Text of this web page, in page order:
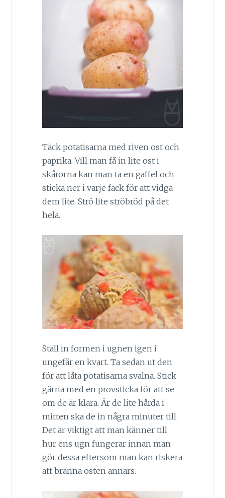
Täck potatisarna med riven ost och
paprika. Vill man få in lite ost i
skårorna kan man ta en gaffel och
sticka ner i varje fack för att vidga
dem lite. Strö lite ströbröd på det
hela.
Ställ in formen i ugnen igen i
ungefär en kvart. Ta sedan ut den
för att låta potatisarna svalna. Stick
gärna med en provsticka för att se
om de är klara. Är de lite hårda i
mitten ska de in några minuter till.
Det är viktigt att man känner till
hur ens ugn fungerar innan man
gör dessa eftersom man kan riskera
att bränna osten annars.